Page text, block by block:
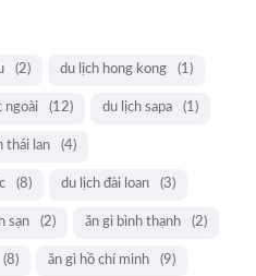
(2) du lịch hong kong (1)
ngoài (12) du lịch sapa (1)
thái lan (4)
(8) du lịch đài loan (3)
sạn (2) ăn gì bình thạnh (2)
(8) ăn gì hồ chí minh (9)